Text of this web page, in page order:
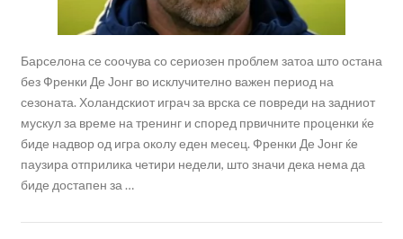
Барселона се соочува со сериозен проблем затоа што остана
без Френки Де Јонг во исклучително важен период на
сезоната. Холандскиот играч за врска се повреди на задниот
мускул за време на тренинг и според првичните проценки ќе
биде надвор од игра околу еден месец. Френки Де Јонг ќе
паузира отприлика четири недели, што значи дека нема да
биде достапен за …